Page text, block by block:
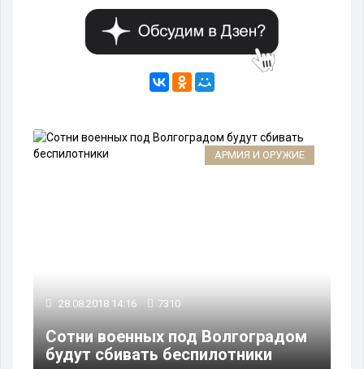
АРМИЯ И ОРУЖИЕ
28.08.2018 14:16 7310
Сотни военных под Волгоградом
будут сбивать беспилотники